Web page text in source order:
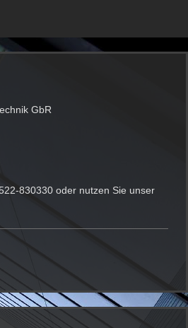
GbR
830330 oder nutzen Sie unser